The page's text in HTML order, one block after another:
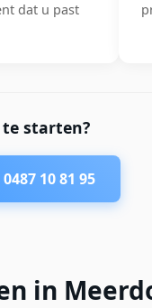
dat u past
starten?
0487 10 81 95
in